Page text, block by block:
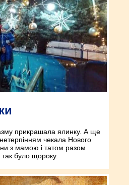
прикрашала ялинку. А ще
чекала Нового
з мамою і татом разом
було щороку.